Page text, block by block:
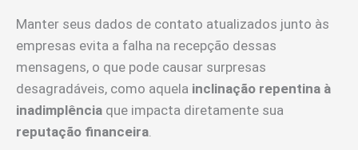
Manter seus dados de contato atualizados junto às
empresas evita a falha na recepção dessas
mensagens, o que pode causar surpresas
desagradáveis, como aquela inclinação repentina à
inadimplência que impacta diretamente sua
reputação financeira